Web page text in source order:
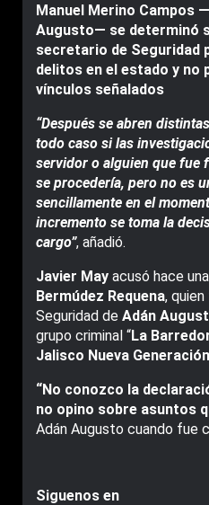
Manuel Merino Campos
Augusto— se determinó
secretario de Seguridad
delitos en el estado y no
vínculos señalados
“Después se abren
todo caso si las
servidor o alguien que fue
se procedería, pero no es
sencillamente en el
incremento se toma la
cargo”, añadió.
Javier May acusó hace
Bermúdez Requena,
Seguridad de Adán
grupo criminal “La
Jalisco Nueva
“No conozco la
no opino sobre asuntos
Adán Augusto cuando fue
Siguenos en